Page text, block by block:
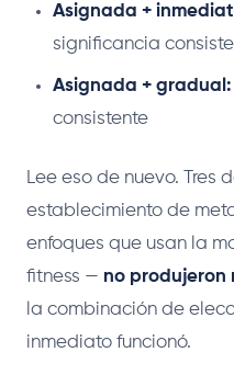
Asignada +
significancia
Asignada + gradual:
consistente
Lee eso de nuevo. Tres
establecimiento de
enfoques que usan la
fitness — no produjeron
la combinación de
inmediato funcionó.